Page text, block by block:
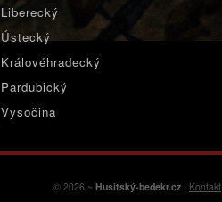
Liberecký
Ústecký
Královéhradecký
Pardubický
Vysočina
Moravskoslezský
© 2026 ~ Husitský-bedekr.cz | Kontakt